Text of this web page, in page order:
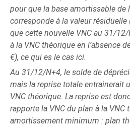
pour que la base amortissable de
corresponde à la valeur
que cette nouvelle VNC au 31/12/
à la VNC théorique en l’absence
€), ce qui es le cas ici.
Au 31/12/N+4, le solde de
mais la reprise totale entrainerait
VNC théorique. La reprise est
rapporte la VNC du plan à la VNC
amortissement minimum : plan